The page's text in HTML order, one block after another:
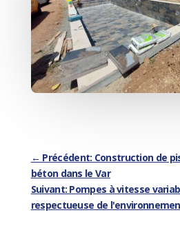
← Précédent: Construction de
béton dans le Var
Suivant: Pompes à vitesse
respectueuse de